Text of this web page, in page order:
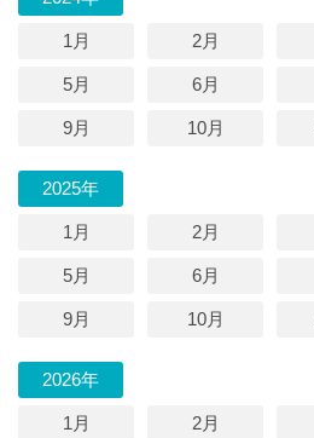
1月 2月
5月 6月
9月 10月
2025年
1月 2月
5月 6月
9月 10月
2026年
1月 2月